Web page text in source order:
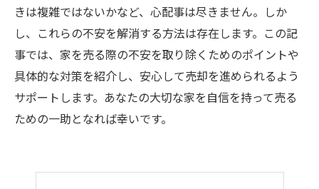
きは複雑ではないかなど、心配事は尽きません。しか
し、これらの不安を解消する方法は存在します。この記
事では、家を売る際の不安を取り除くためのポイントや
具体的な対策を紹介し、安心して売却を進められるよう
サポートします。あなたの大切な家を自信を持って売る
ための一助となれば幸いです。